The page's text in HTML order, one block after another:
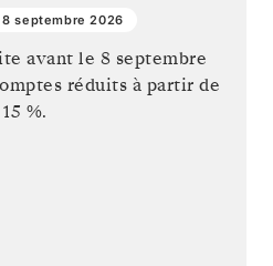
septembre 2026
avant le 8 septembre
réduits à partir de
15 %.